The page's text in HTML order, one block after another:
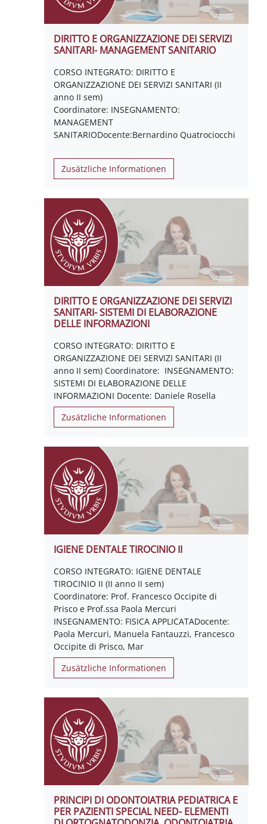
DIRITTO E ORGANIZZAZIONE DEI SERVIZI
SANITARI- MANAGEMENT SANITARIO
CORSO INTEGRATO: DIRITTO E
ORGANIZZAZIONE DEI SERVIZI SANITARI (II
anno II sem)
Coordinatore: INSEGNAMENTO:
MANAGEMENT
SANITARIODocente:Bernardino Quatrociocchi
Zusätzliche Informationen
DIRITTO E ORGANIZZAZIONE DEI SERVIZI
SANITARI- SISTEMI DI ELABORAZIONE
DELLE INFORMAZIONI
CORSO INTEGRATO: DIRITTO E
ORGANIZZAZIONE DEI SERVIZI SANITARI (II
anno II sem) Coordinatore: INSEGNAMENTO:
SISTEMI DI ELABORAZIONE DELLE
INFORMAZIONI Docente: Daniele Rosella
Zusätzliche Informationen
IGIENE DENTALE TIROCINIO II
CORSO INTEGRATO: IGIENE DENTALE
TIROCINIO II (II anno II sem)
Coordinatore: Prof. Francesco Occipite di
Prisco e Prof.ssa Paola Mercuri
INSEGNAMENTO: FISICA APPLICATADocente:
Paola Mercuri, Manuela Fantauzzi, Francesco
Occipite di Prisco, Mar
Zusätzliche Informationen
PRINCIPI DI ODONTOIATRIA PEDIATRICA E
PER PAZIENTI SPECIAL NEED- ELEMENTI